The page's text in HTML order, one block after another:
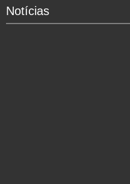
Notícias